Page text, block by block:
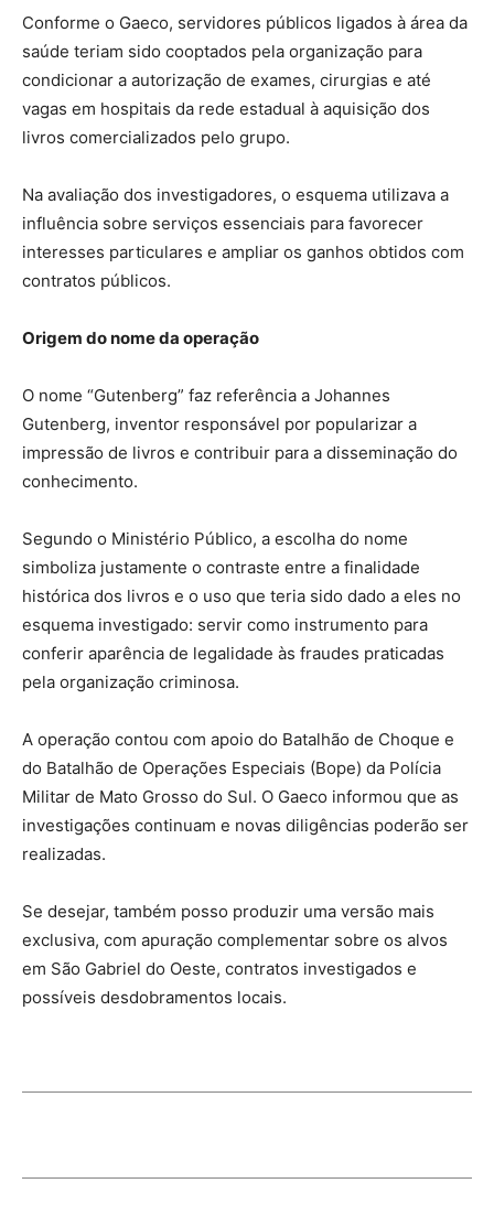
Conforme o Gaeco, servidores públicos ligados à área da
saúde teriam sido cooptados pela organização para
condicionar a autorização de exames, cirurgias e até
vagas em hospitais da rede estadual à aquisição dos
livros comercializados pelo grupo.
Na avaliação dos investigadores, o esquema utilizava a
influência sobre serviços essenciais para favorecer
interesses particulares e ampliar os ganhos obtidos com
contratos públicos.
Origem do nome da operação
O nome “Gutenberg” faz referência a Johannes
Gutenberg, inventor responsável por popularizar a
impressão de livros e contribuir para a disseminação do
conhecimento.
Segundo o Ministério Público, a escolha do nome
simboliza justamente o contraste entre a finalidade
histórica dos livros e o uso que teria sido dado a eles no
esquema investigado: servir como instrumento para
conferir aparência de legalidade às fraudes praticadas
pela organização criminosa.
A operação contou com apoio do Batalhão de Choque e
do Batalhão de Operações Especiais (Bope) da Polícia
Militar de Mato Grosso do Sul. O Gaeco informou que as
investigações continuam e novas diligências poderão ser
realizadas.
Se desejar, também posso produzir uma versão mais
exclusiva, com apuração complementar sobre os alvos
em São Gabriel do Oeste, contratos investigados e
possíveis desdobramentos locais.